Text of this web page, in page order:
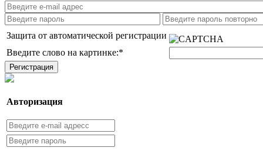
Защита от автоматической регистрации
Введите слово на картинке:*
Авторизация